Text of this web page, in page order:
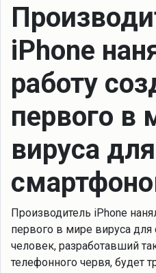
iPhone
работу
первого в
вируса для
Производитель iPhone
первого в мире вируса для
человек, разработавший
телефонного червя, будет